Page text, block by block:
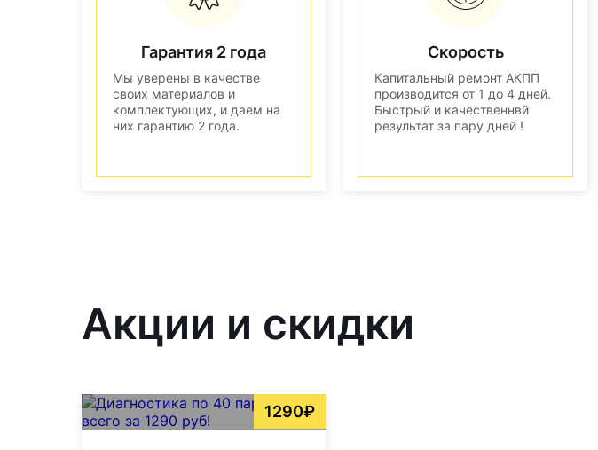
Гарантия 2 года
Мы уверены в качестве
своих материалов и
комплектующих, и даем на
них гарантию 2 года.
Скорость
Капитальный ремонт АКПП
производится от 1 до 4 дней.
Быстрый и качественнвй
результат за пару дней !
Акции и скидки
1290₽